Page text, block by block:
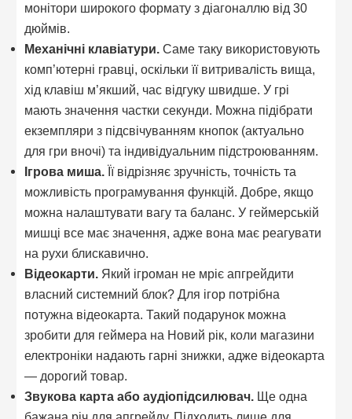
монітори широкого формату з діагоналлю від 30
дюймів.
Механічні клавіатури. Саме таку використовують
комп’ютерні гравці, оскільки її витривалість вища,
хід клавіш м’якший, час відгуку швидше. У грі
мають значення частки секунди. Можна підібрати
екземпляри з підсвічуванням кнопок (актуально
для гри вночі) та індивідуальним підстроюванням.
Ігрова миша. Її відрізняє зручність, точність та
можливість програмування функцій. Добре, якщо
можна налаштувати вагу та баланс. У геймерській
мишці все має значення, адже вона має реагувати
на рухи блискавично.
Відеокарти. Який ігроман не мріє апгрейдити
власний системний блок? Для ігор потрібна
потужна відеокарта. Такий подарунок можна
зробити для геймера на Новий рік, коли магазини
електроніки надають гарні знижки, адже відеокарта
— дорогий товар.
Звукова карта або аудіопідсилювач. Ще одна